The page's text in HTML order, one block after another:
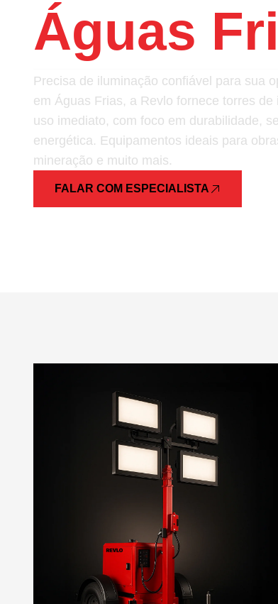
Águas
Precisa de iluminação confiável para sua
em Águas Frias, a Revlo fornece torres
uso imediato, com foco em durabilidade,
energética. Equipamentos ideais para
mineração e muito mais.
FALAR COM ESPECIALISTA